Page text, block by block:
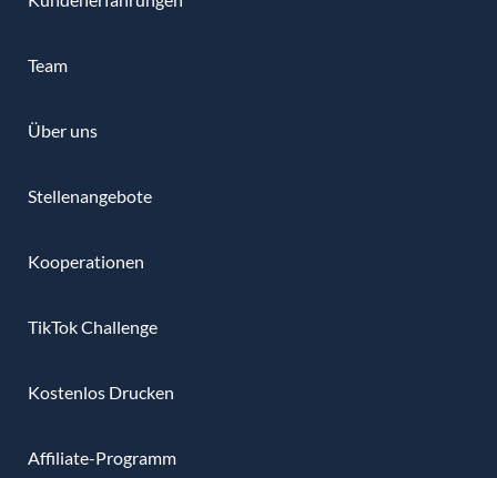
Team
Über uns
Stellenangebote
Kooperationen
TikTok Challenge
Kostenlos Drucken
Affiliate-Programm